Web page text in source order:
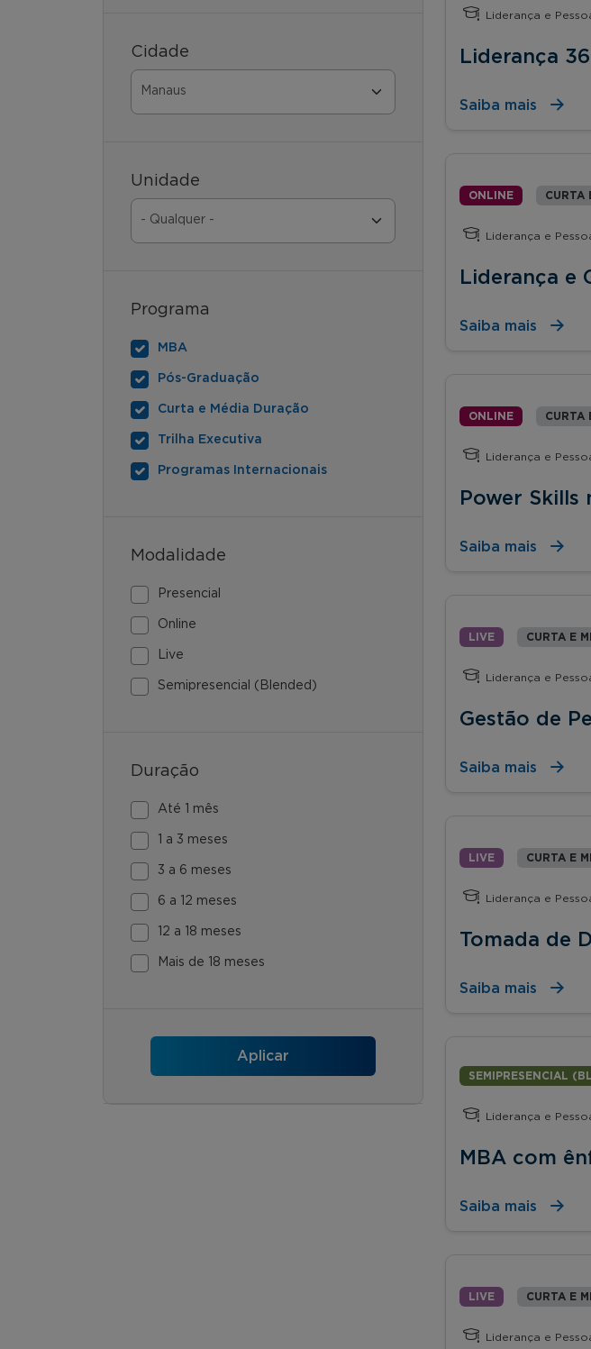
Cidade
Unidade
Programa
MBA
Pós-Graduação
Curta e Média Duração
Trilha Executiva
Programas Internacionais
Modalidade
Presencial
Online
Live
Semipresencial (Blended)
Duração
Até 1 mês
1 a 3 meses
3 a 6 meses
6 a 12 meses
12 a 18 meses
Mais de 18 meses
Liderança e
Liderança
Saiba mais
ONLINE CURTA
Liderança e
Liderança e
Saiba mais
ONLINE CURTA
Liderança e
Power Skills
Saiba mais
LIVE CURTA E
Liderança e
Gestão de
Saiba mais
LIVE CURTA E
Liderança e
Tomada de
Saiba mais
SEMIPRESENCIAL
Liderança e
MBA com
Saiba mais
LIVE CURTA E
Liderança e